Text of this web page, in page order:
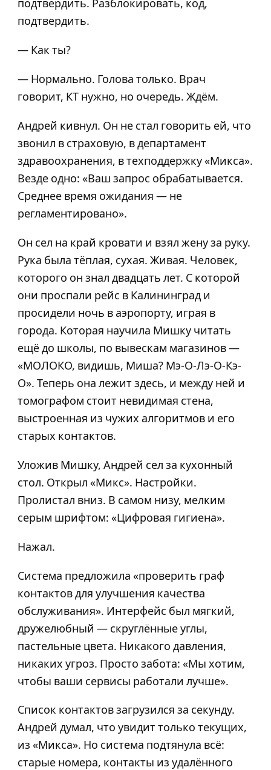
подтвердить. Разблокировать, код,
подтвердить.
— Как ты?
— Нормально. Голова только. Врач
говорит, КТ нужно, но очередь. Ждём.
Андрей кивнул. Он не стал говорить ей, что
звонил в страховую, в департамент
здравоохранения, в техподдержку «Микса».
Везде одно: «Ваш запрос обрабатывается.
Среднее время ожидания — не
регламентировано».
Он сел на край кровати и взял жену за руку.
Рука была тёплая, сухая. Живая. Человек,
которого он знал двадцать лет. С которой
они проспали рейс в Калининград и
просидели ночь в аэропорту, играя в
города. Которая научила Мишку читать
ещё до школы, по вывескам магазинов —
«МОЛОКО, видишь, Миша? Мэ-О-Лэ-О-Кэ-
О». Теперь она лежит здесь, и между ней и
томографом стоит невидимая стена,
выстроенная из чужих алгоритмов и его
старых контактов.
Уложив Мишку, Андрей сел за кухонный
стол. Открыл «Микс». Настройки.
Пролистал вниз. В самом низу, мелким
серым шрифтом: «Цифровая гигиена».
Нажал.
Система предложила «проверить граф
контактов для улучшения качества
обслуживания». Интерфейс был мягкий,
дружелюбный — скруглённые углы,
пастельные цвета. Никакого давления,
никаких угроз. Просто забота: «Мы хотим,
чтобы ваши сервисы работали лучше».
Список контактов загрузился за секунду.
Андрей думал, что увидит только текущих,
из «Микса». Но система подтянула всё:
старые номера, контакты из удалённого